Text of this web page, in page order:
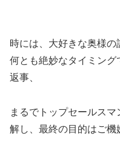
時には、大好きな奥様の
何とも絶妙なタイミン
返事、
まるでトップセールス
解し、最終の目的はご機